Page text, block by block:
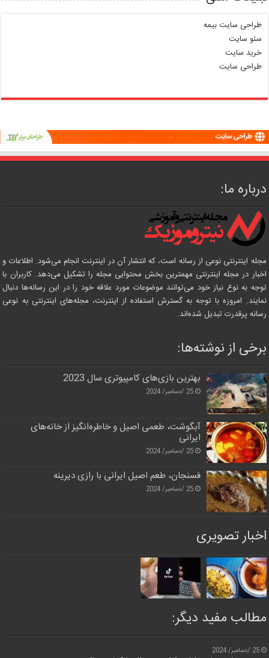
طراحی سایت بیمه
سئو سایت
خرید سایت
طراحی سایت
درباره ما:
مجله اینترنتی نوعی از رسانه است، که انتشار آن در اینترنت انجام می‌شود. اطلاعات و
اخبار در مجله اینترنتی مهمترین بخش محتوایی مجله را تشکیل می‌دهد. کاربران با
توجه به نوع نیاز خود می‌توانند موضوعات مورد علاقه خود را در این رسانه‌ها دنبال
نمایند. امروزه با توجه به گسترش استفاده از اینترنت، مجله‌های اینترنتی به نوعی
رسانه پرقدرت تبدیل شده‌اند.
برخی از نوشته‌ها:
بهترین بازی‌های کامپیوتری سال 2023
25 /دسامبر/ 2024
آبگوشت، طعمی اصیل و خاطره‌انگیز از خانه‌های
ایرانی
25 /دسامبر/ 2024
فسنجان، طعم اصیل ایرانی با رازی دیرینه
25 /دسامبر/ 2024
اخبار تصویری
مطالب مفید دیگر:
25 /دسامبر/ 2024